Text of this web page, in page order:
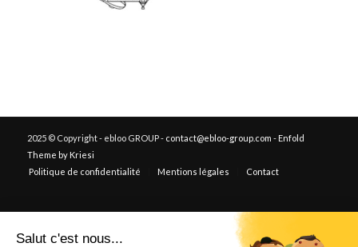
2025 © Copyright - ebloo GROUP - contact@ebloo-group.com - Enfold
Theme by Kriesi
Politique de confidentialité
Mentions légales Contact
Salut c'est nous...